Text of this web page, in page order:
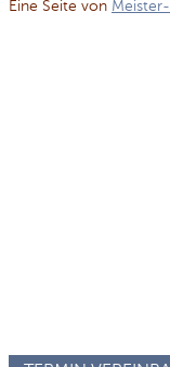
Eine Seite von